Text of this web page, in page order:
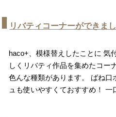
リバティコーナーができま
haco+、模様替えしたことに 気
しくリバティ作品を集めたコー
色んな種類があります。 ばね口
ュも使いやすくておすすめ！